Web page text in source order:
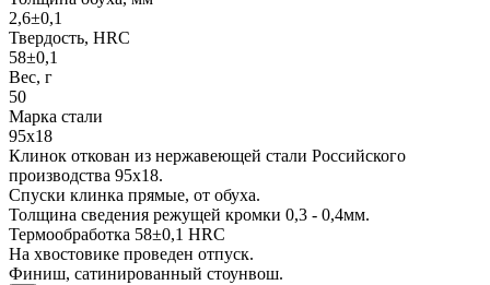
2,6±0,1
Твердость, HRC
58±0,1
Вес, г
50
Марка стали
95х18
Клинок откован из нержавеющей стали Российского
производства 95х18.
Спуски клинка прямые, от обуха.
Толщина сведения режущей кромки 0,3 - 0,4мм.
Термообработка 58±0,1 HRC
На хвостовике проведен отпуск.
Финиш, сатинированный стоунвош.